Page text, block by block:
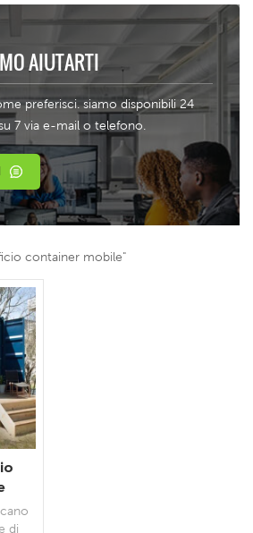
AIUTARTI
preferisci. siamo disponibili 24
7 via e-mail o telefono.
container mobile"
di